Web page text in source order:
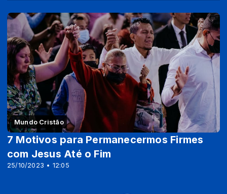
Mundo Cristão
25/10/2023 • 12:05
7 Motivos para Permanecermos Firmes
com Jesus Até o Fim